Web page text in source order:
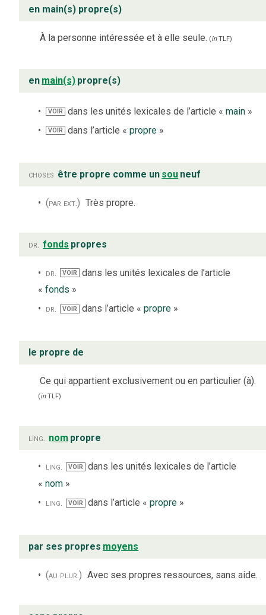
en main(s) propre(s)
À la personne intéressée et à elle seule. (inTLF)
en main(s) propre(s)
VOIR dans les unités lexicales de l’article «main »
VOIR dans l’article «propre »
choses être propre comme un sou neuf
(par ext.) Très propre.
dr. fonds propres
dr. VOIR
dans les unités lexicales de l’article
« fonds »
dr.
VOIR dans l’article « propre»
le propre de
Ce qui appartient exclusivement ou en particulier (à).
(inTLF)
ling. nom propre
ling. VOIR
dans les unités lexicales de l’article
« nom »
ling.
VOIR dans l’article « propre»
par ses propres moyens
(au plur.) Avec ses propres ressources, sans aide.